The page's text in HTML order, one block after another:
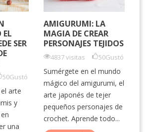
SER
50Gustó
arte
y
una
AMIGURUMI: LA
MAGIA DE CREAR
PERSONAJES TEJIDOS
4837 visitas 50Gustó
Sumérgete en el mundo
mágico del amigurumi, el
arte japonés de tejer
pequeños personajes de
crochet. Aprende todo...